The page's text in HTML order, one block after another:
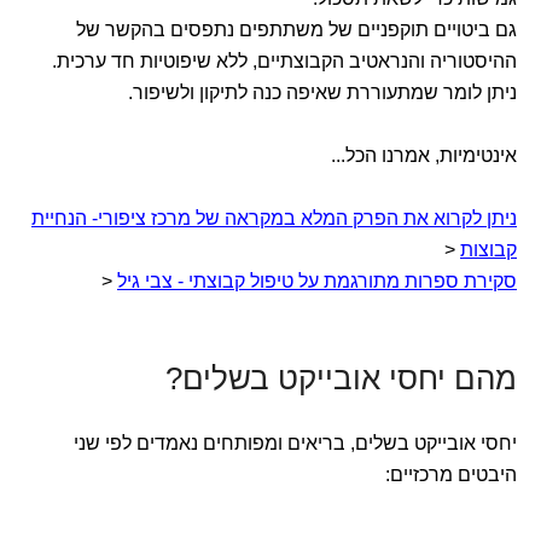
גם ביטויים תוקפניים של משתתפים נתפסים בהקשר של
ההיסטוריה והנראטיב הקבוצתיים, ללא שיפוטיות חד ערכית.
ניתן לומר שמתעוררת שאיפה כנה לתיקון ולשיפור.
אינטימיות, אמרנו הכל...
ניתן לקרוא את הפרק המלא במקראה של מרכז ציפורי- הנחיית
קבוצות <
סקירת ספרות מתורגמת על טיפול קבוצתי - צבי גיל <
מהם יחסי אובייקט בשלים?
יחסי אובייקט בשלים, בריאים ומפותחים נאמדים לפי שני
היבטים מרכזיים: